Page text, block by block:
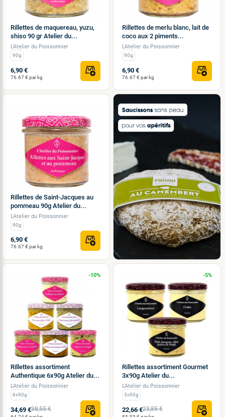
Rillettes de maquereau, yuzu,
shiso 90 gr Atelier du...
L'Atelier du Poissonnier
90g
6,90 €
76.67 € par kg
Rillettes de merlu blanc, lait de
coco aux 2 piments...
L'Atelier du Poissonnier
90g
6,90 €
76.67 € par kg
Rillettes de Saint-Jacques au
pommeau 90g Atelier du...
L'Atelier du Poissonnier
90g
6,90 €
76.67 € par kg
-10%
Rillettes assortiment
Authentique 6x90g Atelier du...
L'Atelier du Poissonnier
6x90g
34,69 €38,55 €
-5%
Rillettes assortiment Gourmet
3x90g Atelier du...
L'Atelier du Poissonnier
3x90g
22,66 €23,85 €